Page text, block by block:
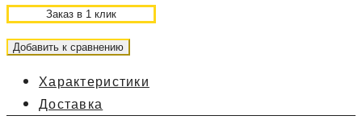
Заказ в 1 клик
Добавить к сравнению
Характеристики
Доставка